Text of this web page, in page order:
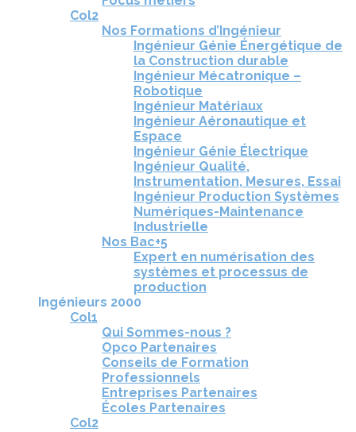
Col2
Nos Formations d’Ingénieur
Ingénieur Génie Énergétique de
la Construction durable
Ingénieur Mécatronique –
Robotique
Ingénieur Matériaux
Ingénieur Aéronautique et
Espace
Ingénieur Génie Électrique
Ingénieur Qualité,
Instrumentation, Mesures, Essai
Ingénieur Production Systèmes
Numériques-Maintenance
Industrielle
Nos Bac+5
Expert en numérisation des
systèmes et processus de
production
Ingénieurs 2000
Col1
Qui Sommes-nous ?
Opco Partenaires
Conseils de Formation
Professionnels
Entreprises Partenaires
Écoles Partenaires
Col2